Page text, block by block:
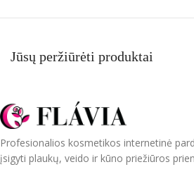
Jūsų peržiūrėti produktai
Profesionalios kosmetikos internetinė
įsigyti plaukų, veido ir kūno priežiūros